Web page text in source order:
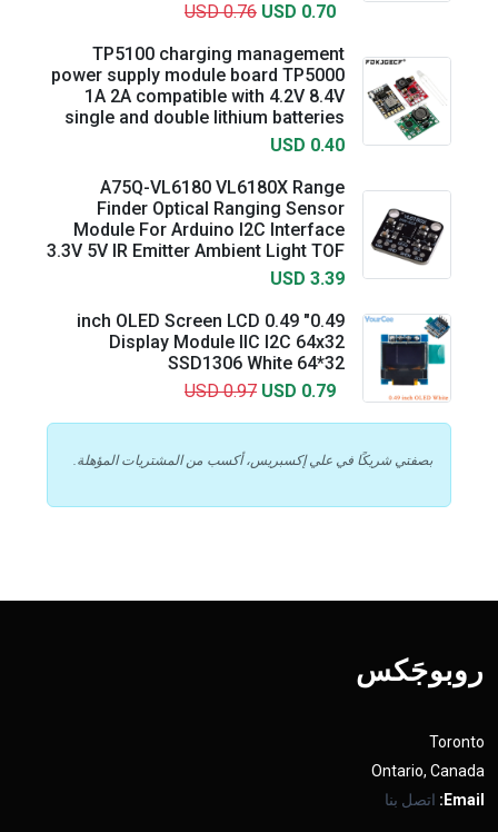
USD 0.76 USD 0.70
TP5100 charging management
power supply module board TP5000
1A 2A compatible with 4.2V 8.4V
single and double lithium batteries
USD 0.40
A75Q-VL6180 VL6180X Range
Finder Optical Ranging Sensor
Module For Arduino I2C Interface
3.3V 5V IR Emitter Ambient Light TOF
USD 3.39
0.49" 0.49 inch OLED Screen LCD
Display Module IIC I2C 64x32
SSD1306 White 64*32
USD 0.97 USD 0.79
بصفتي شريكًا في علي إكسبريس، أكسب من المشتريات المؤهلة.
روبوجَکس
Toronto
Ontario, Canada
Email: اتصل بنا